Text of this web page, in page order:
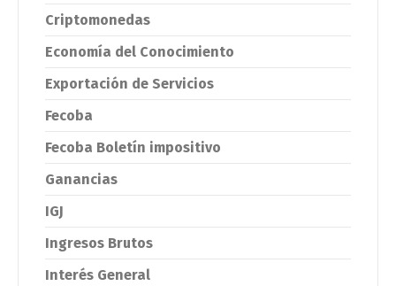
Criptomonedas
Economía del Conocimiento
Exportación de Servicios
Fecoba
Fecoba Boletín impositivo
Ganancias
IGJ
Ingresos Brutos
Interés General